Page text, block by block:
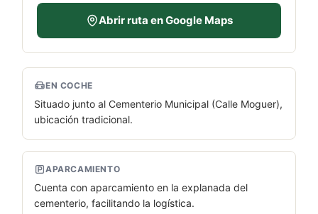
Abrir ruta en Google Maps
EN COCHE
Situado junto al Cementerio Municipal (Calle Moguer),
ubicación tradicional.
APARCAMIENTO
Cuenta con aparcamiento en la explanada del
cementerio, facilitando la logística.